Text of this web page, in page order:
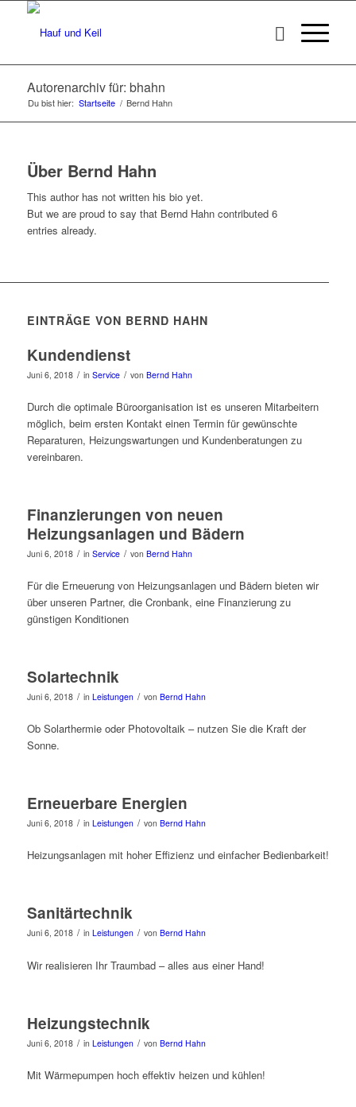
Autorenarchiv für: bhahn
Du bist hier: Startseite / Bernd Hahn
Über Bernd Hahn
This author has not written his bio yet.
But we are proud to say that Bernd Hahncontributed 6
entries already.
EINTRÄGE VON BERND HAHN
Kundendienst
Juni 6, 2018 / in Service / von Bernd Hahn
Durch die optimale Büroorganisation ist es unseren Mitarbeitern
möglich, beim ersten Kontakt einen Termin für gewünschte
Reparaturen, Heizungswartungen und Kundenberatungen zu
vereinbaren.
Finanzierungen von neuen
Heizungsanlagen und Bädern
Juni 6, 2018 / in Service / von Bernd Hahn
Für die Erneuerung von Heizungsanlagen und Bädern bieten wir
über unseren Partner, die Cronbank, eine Finanzierung zu
günstigen Konditionen
Solartechnik
Juni 6, 2018 / in Leistungen / von Bernd Hahn
Ob Solarthermie oder Photovoltaik – nutzen Sie die Kraft der
Sonne.
Erneuerbare Energien
Juni 6, 2018 / in Leistungen / von Bernd Hahn
Heizungsanlagen mit hoher Effizienz und einfacher Bedienbarkeit!
Sanitärtechnik
Juni 6, 2018 / in Leistungen / von Bernd Hahn
Wir realisieren Ihr Traumbad – alles aus einer Hand!
Heizungstechnik
Juni 6, 2018 / in Leistungen / von Bernd Hahn
Mit Wärmepumpen hoch effektiv heizen und kühlen!